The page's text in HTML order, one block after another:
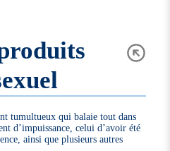
tumultueux qui balaie tout dans
d’impuissance, celui d’avoir été
ainsi que plusieurs autres